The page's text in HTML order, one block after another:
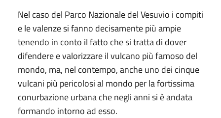
Nel caso del Parco Nazionale del Vesuvio i compiti
e le valenze si fanno decisamente più ampie
tenendo in conto il fatto che si tratta di dover
difendere e valorizzare il vulcano più famoso del
mondo, ma, nel contempo, anche uno dei cinque
vulcani più pericolosi al mondo per la fortissima
conurbazione urbana che negli anni si è andata
formando intorno ad esso.